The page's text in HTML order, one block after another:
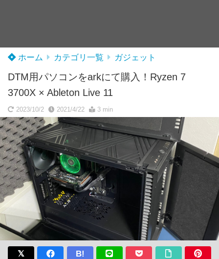
ホーム カテゴリ一覧 ガジェット
DTM用パソコンをarkにて購入！Ryzen 7
3700X × Ableton Live 11
2023/10/2 2021/4/22 3 min
B!